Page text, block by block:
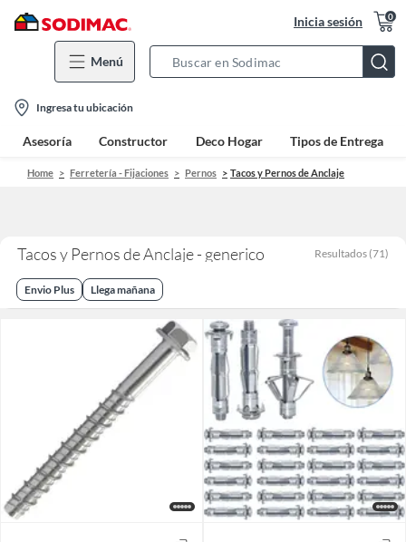
Inicia sesión 0
Menú
Bar
location-
icon
Ingresa tu ubicación
Asesoría Constructor Deco Hogar Tipos de Entrega
Home Ferretería - Fijaciones Pernos Tacos y Pernos de Anclaje
Tacos y Pernos de Anclaje - generico Resultados (71)
Envio Plus Llega mañana